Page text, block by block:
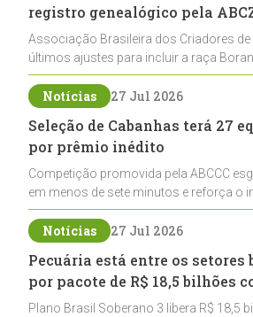
registro genealógico pela
Associação Brasileira dos Criadores
últimos ajustes para incluir a raça
de registros, abrindo caminho para sua
pecuária nacional
Notícias 27 Jul 2026
Seleção de Cabanhas terá 27
por prêmio inédito
Competição promovida pela ABCCC
em menos de sete minutos e reforça o
cabanhas na seleção genética de
ao laço
Notícias 27 Jul 2026
Pecuária está entre os setores
por pacote de R$ 18,5 bilhões
Plano Brasil Soberano 3 libera R$ 18,5